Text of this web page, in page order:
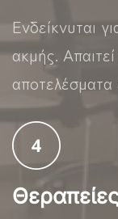
Ενδείκνυται
ακμής.
αποτελέσματα